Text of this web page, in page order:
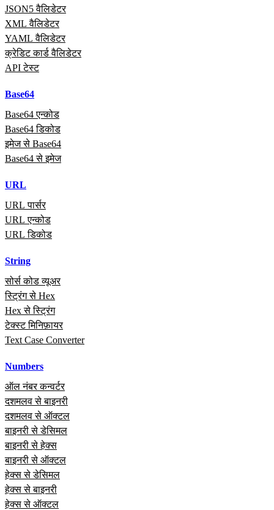
JSON5 वैलिडेटर
XML वैलिडेटर
YAML वैलिडेटर
क्रेडिट कार्ड वैलिडेटर
API टेस्ट
Base64
Base64 एन्कोड
Base64 डिकोड
इमेज से Base64
Base64 से इमेज
URL
URL पार्सर
URL एन्कोड
URL डिकोड
String
सोर्स कोड व्यूअर
स्ट्रिंग से Hex
Hex से स्ट्रिंग
टेक्स्ट मिनिफ़ायर
Text Case Converter
Numbers
ऑल नंबर कन्वर्टर
दशमलव से बाइनरी
दशमलव से ऑक्टल
बाइनरी से डेसिमल
बाइनरी से हेक्स
बाइनरी से ऑक्टल
हेक्स से डेसिमल
हेक्स से बाइनरी
हेक्स से ऑक्टल